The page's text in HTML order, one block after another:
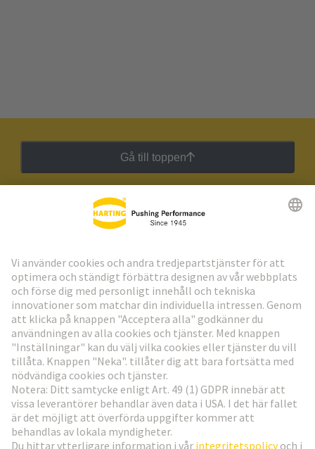
Gå till toppen
HARTING:s nyhetsbrev
Gå till registrering
Social Media